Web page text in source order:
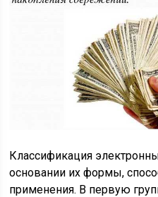
Классификация
основании их формы,
применения. В первую